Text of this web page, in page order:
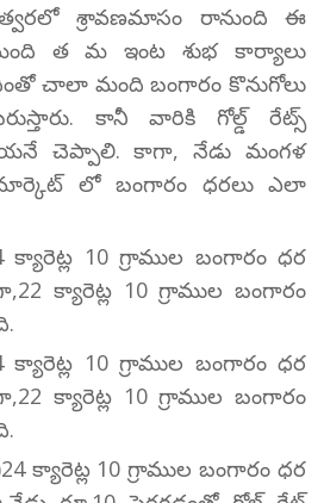
శ్రావణమాసం రానుంది ఈ
త మ ఇంట శుభ కార్యాలు
చాలా మంది బంగారం కొనుగోలు
కానీ వారికి గోల్డ్ రేట్స్
చెప్పాలి. కాగా, నేడు మంగళ
లో బంగారం ధరలు ఎలా
క్యారెట్ల 10 గ్రాముల బంగారం ధర
క్యారెట్ల 10 గ్రాముల బంగారం
క్యారెట్ల 10 గ్రాముల బంగారం ధర
క్యారెట్ల 10 గ్రాముల బంగారం
క్యారెట్ల 10 గ్రాముల బంగారం ధర